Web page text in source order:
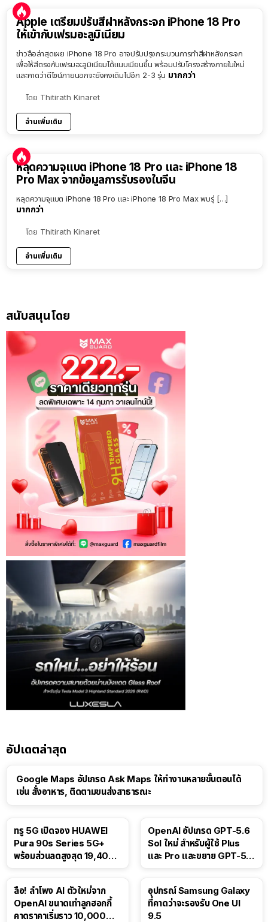
Apple เตรียมปรับสีฝาหลังกระจก iPhone 18 Pro
ให้เข้ากับเฟรมอะลูมิเนียม
ข่าวลือล่าสุดเผย iPhone 18 Pro อาจปรับปรุงกระบวนการทำสีฝาหลังกระจก
เพื่อให้สีตรงกับเฟรมอะลูมิเนียมได้แนบเนียนขึ้น พร้อมปรับโครงสร้างภายในใหม่
และคาดว่าดีไซน์ภายนอกจะยังคงเดิมไปอีก 2-3 รุ่น มากกว่า
โดย Thitirath Kinaret
อ่านเพิ่มเติม
หลุดความจุแบต iPhone 18 Pro และ iPhone 18
Pro Max จากข้อมูลการรับรองในจีน
หลุดความจุแบต iPhone 18 Pro และ iPhone 18 Pro Max พบรุ่ […]
มากกว่า
โดย Thitirath Kinaret
อ่านเพิ่มเติม
สนับสนุนโดย
อัปเดตล่าสุด
Google Maps อัปเกรด Ask Maps ให้ทำงานหลายขั้นตอนได้
เช่น สั่งอาหาร, ติดตามขนส่งสาธารณะ
ทรู 5G เปิดจอง HUAWEI
Pura 90s Series 5G+
พร้อมส่วนลดสูงสุด 19,400
OpenAI อัปเกรด GPT-5.6
Sol ใหม่ สำหรับผู้ใช้ Plus
และ Pro และขยาย GPT-5.6
ลือ! ลำโพง AI ตัวใหม่จาก
OpenAI ขนาดเท่าลูกฮอกกี้
คาดราคาเริ่มราว 10,000
อุปกรณ์ Samsung Galaxy
ที่คาดว่าจะรองรับ One UI
9.5